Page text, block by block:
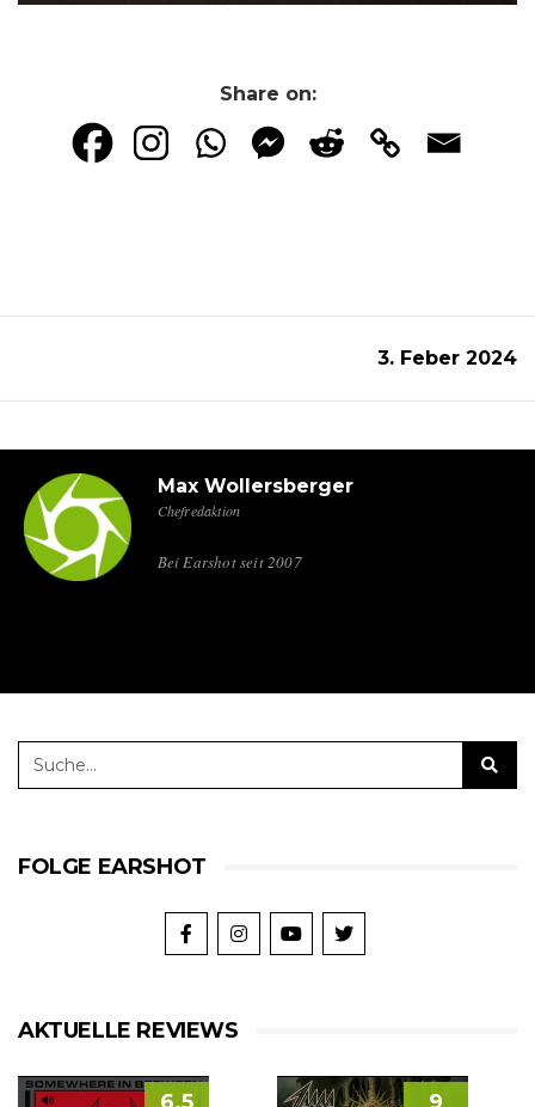
Share on:
3. Feber 2024
Max Wollersberger
Chefredaktion
Bei Earshot seit 2007
FOLGE EARSHOT
AKTUELLE REVIEWS